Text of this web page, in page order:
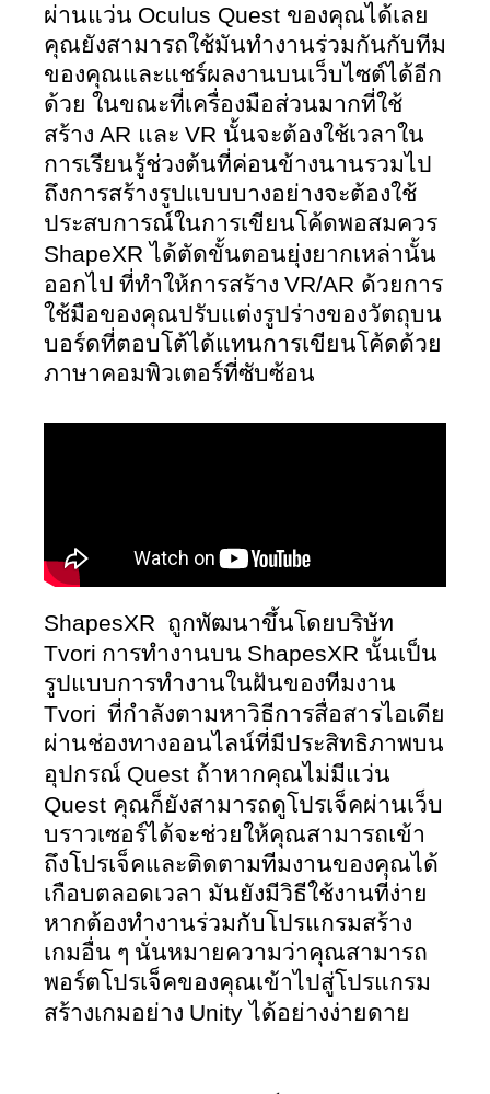
ผ่านแว่น Oculus Quest ของคุณได้เลย
คุณยังสามารถใช้มันทำงานร่วมกันกับทีม
ของคุณและแชร์ผลงานบนเว็บไซต์ได้อีก
ด้วย ในขณะที่เครื่องมือส่วนมากที่ใช้
สร้าง AR และ VR นั้นจะต้องใช้เวลาใน
การเรียนรู้ช่วงต้นที่ค่อนข้างนานรวมไป
ถึงการสร้างรูปแบบบางอย่างจะต้องใช้
ShapeXR ได้ตัดขั้นตอนยุ่งยากเหล่านั้น
ออกไป ที่ทำให้การสร้าง VR/AR ด้วยการ
ใช้มือของคุณปรับแต่งรูปร่างของวัตถุบน
บอร์ดที่ตอบโต้ได้แทนการเขียนโค้ดด้วย
ภาษาคอมพิวเตอร์ที่ซับซ้อน
ShapesXR
Tvori การทำงานบน ShapesXR นั้นเป็น
Tvori ที่กำลังตามหาวิธีการสื่อสารไอเดีย
ผ่านช่องทางออนไลน์ที่มีประสิทธิภาพบน
อุปกรณ์ Quest
Quest คุณก็ยังสามารถดูโปรเจ็คผ่านเว็บ
บราวเซอร์ได้จะช่วยให้คุณสามารถเข้า
ถึงโปรเจ็คและติดตามทีมงานของคุณได้
เกือบตลอดเวลา มันยังมีวิธีใช้งานที่ง่าย
หากต้องทำงานร่วมกับโปรแกรมสร้าง
เกมอื่น ๆ นั่นหมายความว่าคุณสามารถ
พอร์ตโปรเจ็คของคุณเข้าไปสู่โปรแกรม
สร้างเกมอย่าง Unity ได้อย่างง่ายดาย